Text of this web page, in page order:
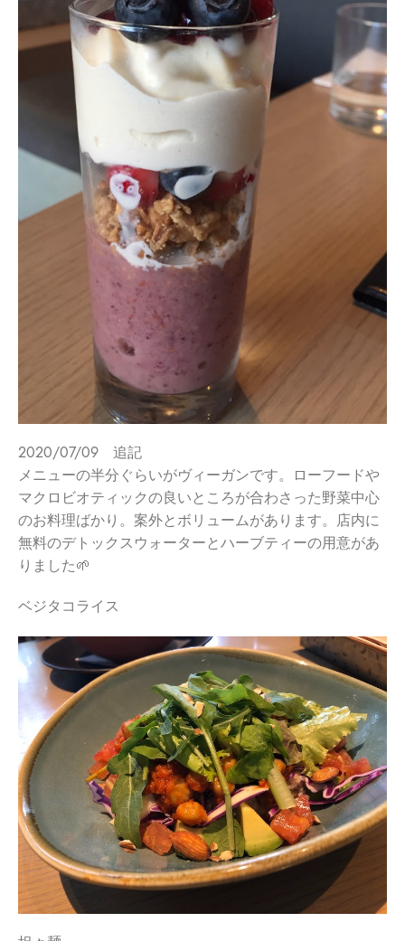
2020/07/09 追記
メニューの半分ぐらいがヴィーガンです。ローフードや
マクロビオティックの良いところが合わさった野菜中心
のお料理ばかり。案外とボリュームがあります。店内に
無料のデトックスウォーターとハーブティーの用意があ
りました🌱
ベジタコライス